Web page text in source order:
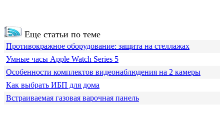
Еще статьи по теме
Противокражное оборудование: защита на стеллажах
Умные часы Apple Watch Series 5
Особенности комплектов видеонаблюдения на 2 камеры
Как выбрать ИБП для дома
Встраиваемая газовая варочная панель